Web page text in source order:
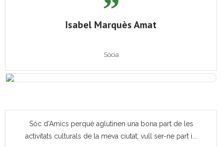
Isabel Marquès Amat
Sòcia
Sóc d'Amics perquè aglutinen una bona part de les
activitats culturals de la meva ciutat; vull ser-ne part i...